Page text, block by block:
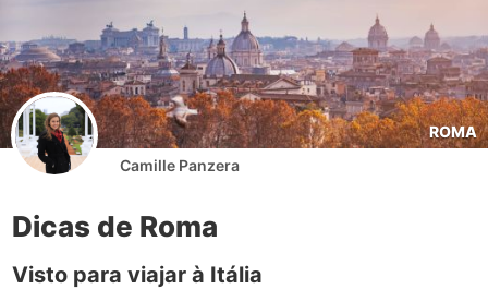
ROMA
Camille Panzera
Dicas de Roma
Visto para viajar à Itália